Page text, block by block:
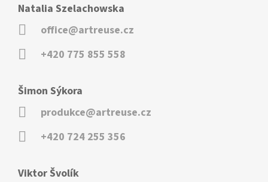
Natalia Szelachowska
office@artreuse.cz
+420 775 855 558
Šimon Sýkora
produkce@artreuse.cz
+420 724 255 356
Viktor Švolík